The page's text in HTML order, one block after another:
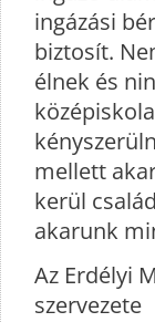
ingázási
biztosít.
élnek és
mellett
kerül
akarunk
Az Erdélyi
szervezete